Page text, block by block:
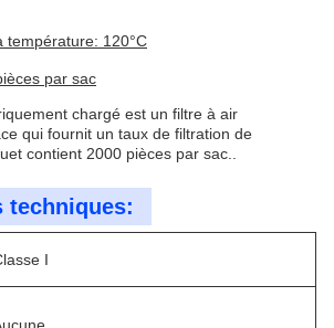
température: 120°C
par sac
chargé est un filtre à air
qui fournit un taux de filtration de
contient 2000 pièces par sac..
techniques:
I